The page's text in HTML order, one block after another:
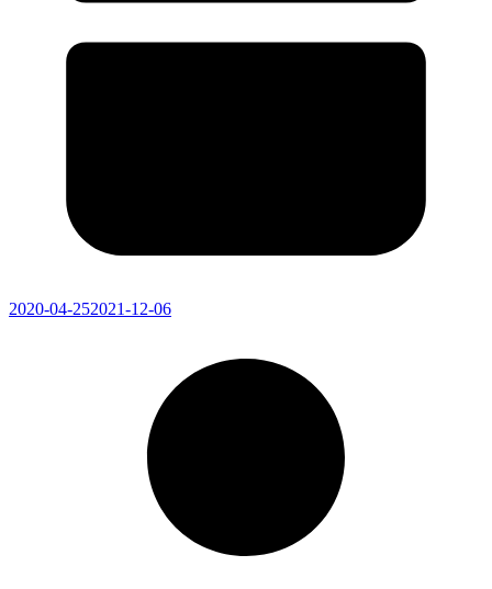
2020-04-252021-12-06